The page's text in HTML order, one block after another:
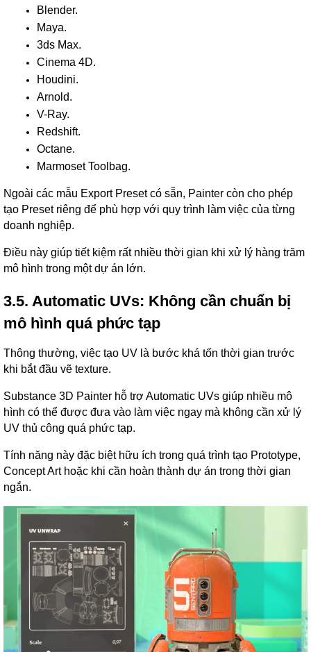
Blender.
Maya.
3ds Max.
Cinema 4D.
Houdini.
Arnold.
V-Ray.
Redshift.
Octane.
Marmoset Toolbag.
Ngoài các mẫu Export Preset có sẵn, Painter còn cho phép
tạo Preset riêng để phù hợp với quy trình làm việc của từng
doanh nghiệp.
Điều này giúp tiết kiệm rất nhiều thời gian khi xử lý hàng trăm
mô hình trong một dự án lớn.
3.5. Automatic UVs: Không cần chuẩn bị
mô hình quá phức tạp
Thông thường, việc tạo UV là bước khá tốn thời gian trước
khi bắt đầu vẽ texture.
Substance 3D Painter hỗ trợ Automatic UVs giúp nhiều mô
hình có thể được đưa vào làm việc ngay mà không cần xử lý
UV thủ công quá phức tạp.
Tính năng này đặc biệt hữu ích trong quá trình tạo Prototype,
Concept Art hoặc khi cần hoàn thành dự án trong thời gian
ngắn.